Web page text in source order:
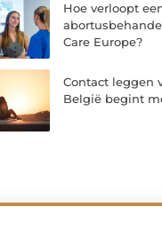
Hoe verloopt
Care Europe?
Contact leggen
België begint